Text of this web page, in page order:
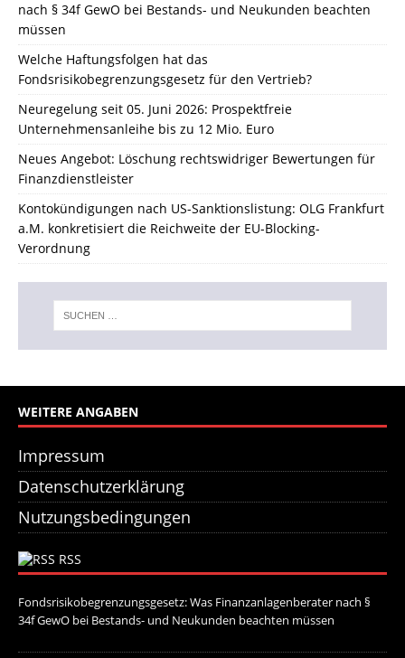
nach § 34f GewO bei Bestands- und Neukunden beachten
müssen
Welche Haftungsfolgen hat das
Fondsrisikobegrenzungsgesetz für den Vertrieb?
Neuregelung seit 05. Juni 2026: Prospektfreie
Unternehmensanleihe bis zu 12 Mio. Euro
Neues Angebot: Löschung rechtswidriger Bewertungen für
Finanzdienstleister
Kontokündigungen nach US-Sanktionslistung: OLG Frankfurt
a.M. konkretisiert die Reichweite der EU-Blocking-
Verordnung
WEITERE ANGABEN
Impressum
Datenschutzerklärung
Nutzungsbedingungen
RSS
Fondsrisikobegrenzungsgesetz: Was Finanzanlagenberater nach §
34f GewO bei Bestands- und Neukunden beachten müssen